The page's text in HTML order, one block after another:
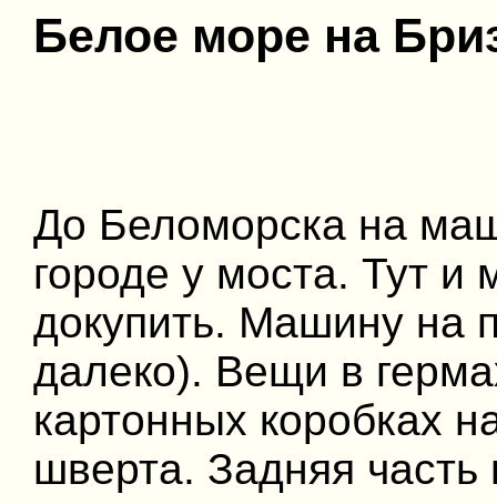
Белое море на
До Беломорска на
городе у моста. Тут и
докупить. Машину на
далеко). Вещи в
картонных коробках
шверта. Задняя